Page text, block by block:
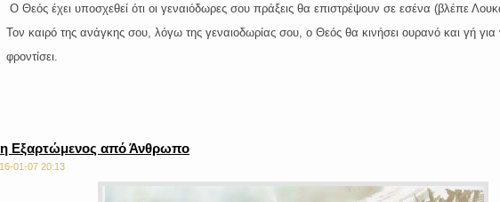
έχει υποσχεθεί ότι οι γεναιόδωρες σου πράξεις θα επιστρέψουν σε εσένα (βλέπε
καιρό της ανάγκης σου, λόγω της γεναιοδωρίας σου, ο Θεός θα κινήσει ουρανό και γή για
Εξαρτώμενος από Άνθρωπο
01-07 20:13